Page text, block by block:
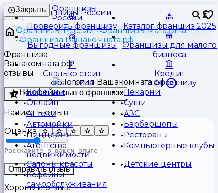
Франшизы
России
⏳
Закрыть
Проверить франшизу Каталог франшиз 2025
Выгодные франшизы Франшизы для малого
бизнеса
Сколько стоит
франшиза
Кредит
на франшизу
Кофейни
Пекарни
Онлайн
Суши
Аптеки
АЗС
Автомойки
Барбершопы
Пиццерии
Рестораны
Агентства
недвижимости
Компьютерные клубы
Салоны красоты
Детские центры
Кофейни
самообслуживания
Франшизы России
Франшизы магазина
Франшиза Вашакомната.рф
Франшиза
Вашакомната.рф
отзывы
Написать отзыв о франшизе
Написать отзыв
Оценка:
Отправить отзыв
Хороший отзыв: